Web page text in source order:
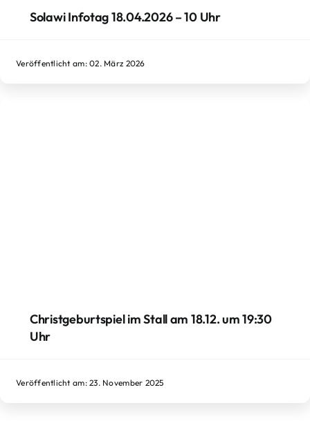
Solawi Infotag 18.04.2026 – 10 Uhr
Veröffentlicht am: 02. März 2026
Christgeburtspiel im Stall am 18.12. um 19:30
Uhr
Veröffentlicht am: 23. November 2025